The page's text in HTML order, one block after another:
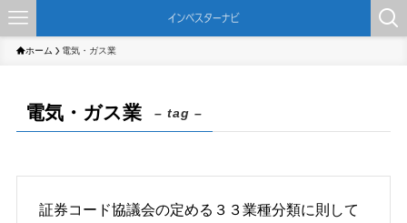
ホーム 電気・ガス業
電気・ガス業 – tag –
証券コード協議会の定める３３業種分類に則して